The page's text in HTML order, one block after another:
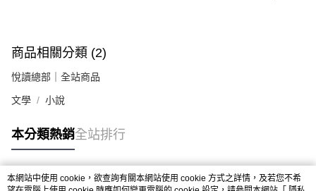
商品相關分類 (2)
悅讀總部｜全站商品
文學 小說
本分類熱銷全站排行
本網站中使用 cookie，欲查詢有關本網站使用 cookie 方式之詳情，及若您不希